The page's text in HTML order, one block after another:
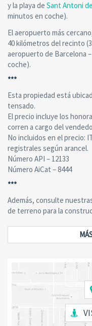
y la playa de Sant Antoni
minutos en coche).
El aeropuerto más
40 kilómetros del recinto
aeropuerto de Barcelona
coche).
***
Esta propiedad está
tensado.
El precio incluye los
corren a cargo del
No incluidos en el precio:
registrales según arancel.
Número API – 12133
Número AiCat – 8444
***
Además, consulte
de terreno para la